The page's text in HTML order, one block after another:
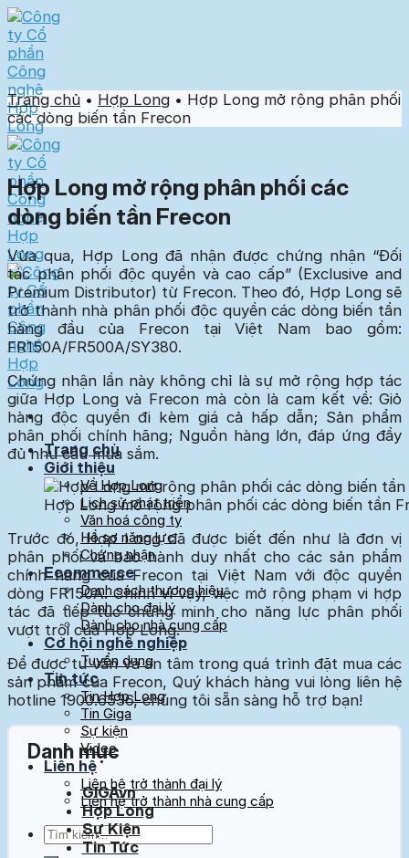
Skip
to
content
Trang chủ
Giới thiệu
Về Hợp Long
Lịch sử phát triển
Văn hoá công ty
Hồ sơ năng lực
Chứng nhận
Ecommerce
Danh sách thương hiệu
Dành cho đại lý
Dành cho nhà cung cấp
Cơ hội nghề nghiệp
Tuyển dụng
Tin tức
Tin Hợp Long
Tin Giga
Sự kiện
Video
Liên hệ
Liên hệ trở thành đại lý
Liên hệ trở thành nhà cung cấp
Trang chủ • Hợp Long • Hợp Long mở rộng phân phối
các dòng biến tần Frecon
Hợp Long mở rộng phân phối các
dòng biến tần Frecon
Vừa qua, Hợp Long đã nhận được chứng nhận “Đối
tác phân phối độc quyền và cao cấp” (Exclusive and
Premium Distributor) từ Frecon. Theo đó, Hợp Long sẽ
trở thành nhà phân phối độc quyền các dòng biến tần
hàng đầu của Frecon tại Việt Nam bao gồm:
FR150A/FR500A/SY380.
Chứng nhận lần này không chỉ là sự mở rộng hợp tác
giữa Hợp Long và Frecon mà còn là cam kết về: Giỏ
hàng độc quyền đi kèm giá cả hấp dẫn; Sản phẩm
phân phối chính hãng; Nguồn hàng lớn, đáp ứng đầy
đủ nhu cầu mua sắm.
Hợp Long mở rộng phân phối các dòng biến tần
Trước đó, Hợp Long đã được biết đến như là đơn vị
phân phối và bảo hành duy nhất cho các sản phẩm
chính hãng của Frecon tại Việt Nam với độc quyền
dòng FR150A. Chính vì vậy, việc mở rộng phạm vi hợp
tác đã tiếp tục chứng minh cho năng lực phân phối
vượt trội của Hợp Long.
Để được tư vấn và an tâm trong quá trình đặt mua các
sản phẩm của Frecon, Quý khách hàng vui lòng liên hệ
hotline 1900.6536, chúng tôi sẵn sàng hỗ trợ bạn!
Danh mục
GIGAvn
Hợp Long
Sự Kiện
Tin Tức